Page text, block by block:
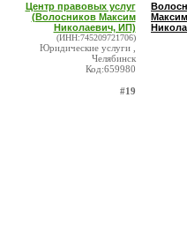
Центр правовых услуг
(Волосников Максим
Николаевич, ИП)
(ИНН:745209721706)
Юридические услуги ,
Челябинск
Код:659980
#19
Максим